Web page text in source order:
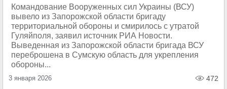
Командование Вооруженных сил Украины (ВСУ)
вывело из Запорожской области бригаду
территориальной обороны и смирилось с утратой
Гуляйполя, заявил источник РИА Новости.
Выведенная из Запорожской области бригада ВСУ
переброшена в Сумскую область для укрепления
обороны...
3 января 2026 472